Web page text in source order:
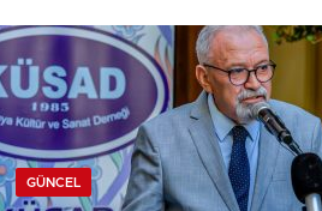
GÜNCEL